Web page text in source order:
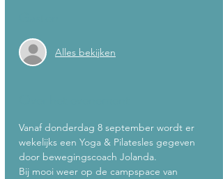
Alles bekijken
Vanaf donderdag 8 september wordt er
wekelijks een Yoga & Pilatesles gegeven
door bewegingscoach Jolanda.
Bij mooi weer op de campspace van